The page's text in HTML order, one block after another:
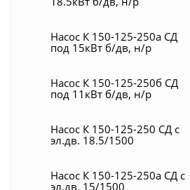
Насос К 150-125-250а СД
под 15кВт б/дв, н/р
Насос К 150-125-250б СД
под 11кВт б/дв, н/р
Насос К 150-125-250 СД с
эл.дв. 18.5/1500
Насос К 150-125-250а СД с
эл.дв. 15/1500